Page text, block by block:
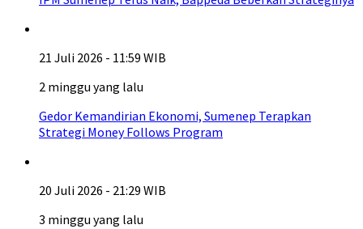
21 Juli 2026 - 11:59 WIB
2 minggu yang lalu
Gedor Kemandirian Ekonomi, Sumenep Terapkan
Strategi Money Follows Program
20 Juli 2026 - 21:29 WIB
3 minggu yang lalu